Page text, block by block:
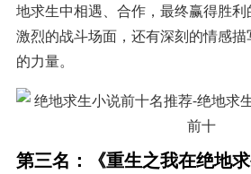
地求生中相遇、合作，最终赢得胜
激烈的战斗场面，还有深刻的情感
的力量。
第三名：《重生之我在绝地求